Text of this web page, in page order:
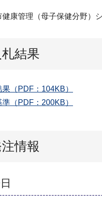
健康管理（母子保健分野）
札結果
（PDF：104KB）
（PDF：200KB）
情報